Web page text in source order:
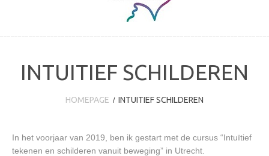
INTUITIEF SCHILDEREN
HOMEPAGE INTUITIEF SCHILDEREN
In het voorjaar van 2019, ben ik gestart met de cursus “Intuïtief
tekenen en schilderen vanuit beweging” in Utrecht.